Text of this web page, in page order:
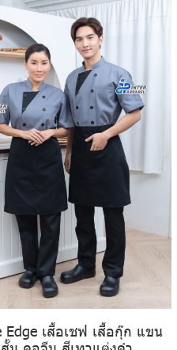
Edge เสื้อเชฟ เสื้อกุ๊ก แขน